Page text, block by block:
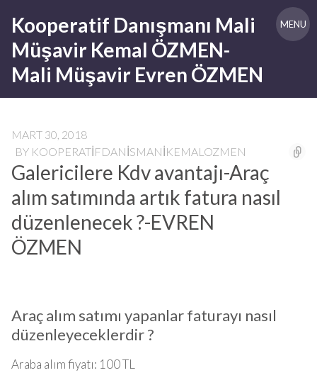
content
Kooperatif Danışmanı Mali
Müşavir Kemal ÖZMEN-
Mali Müşavir Evren ÖZMEN
MENU
MART 30, 2018
BY KOOPERATIFDANISMANIKEMALOZMEN
Galericilere Kdv avantajı-Araç
alım satımında artık fatura nasıl
düzenlenecek ?-EVREN
ÖZMEN
Araç alım satımı yapanlar faturayı nasıl
düzenleyeceklerdir ?
Araba alım fiyatı: 100 TL